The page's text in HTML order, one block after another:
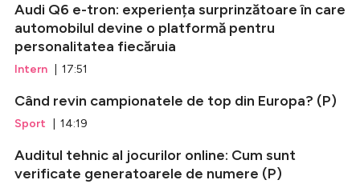
Audi Q6 e-tron: experiența surprinzătoare în care
automobilul devine o platformă pentru
personalitatea fiecăruia
Intern | 17:51
Când revin campionatele de top din Europa? (P)
Sport | 14:19
Auditul tehnic al jocurilor online: Cum sunt
verificate generatoarele de numere (P)